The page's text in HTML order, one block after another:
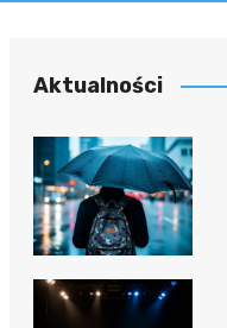
Urząd miasta
Aktualności